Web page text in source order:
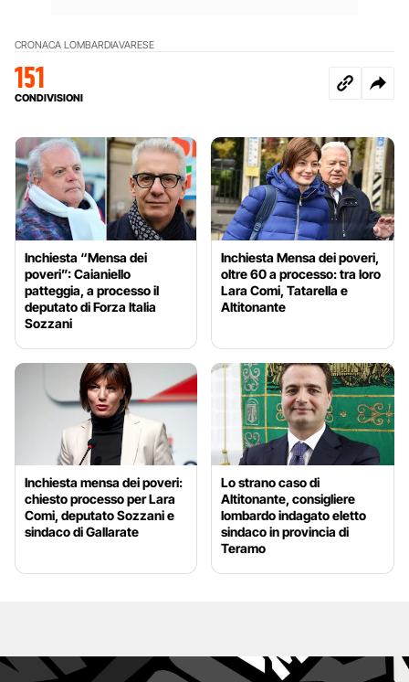
CRONACA LOMBARDIAVARESE
151
CONDIVISIONI
Inchiesta “Mensa dei
poveri”: Caianiello
patteggia, a processo il
deputato di Forza Italia
Sozzani
Inchiesta Mensa dei poveri,
oltre 60 a processo: tra loro
Lara Comi, Tatarella e
Altitonante
Inchiesta mensa dei poveri:
chiesto processo per Lara
Comi, deputato Sozzani e
sindaco di Gallarate
Lo strano caso di
Altitonante, consigliere
lombardo indagato eletto
sindaco in provincia di
Teramo